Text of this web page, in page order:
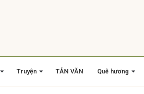
Truyện TẢN VĂN Quê hương